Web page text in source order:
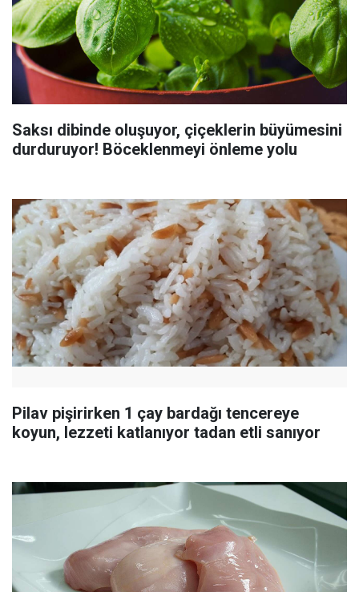
Saksı dibinde oluşuyor, çiçeklerin büyümesini
durduruyor! Böceklenmeyi önleme yolu
Pilav pişirirken 1 çay bardağı tencereye
koyun, lezzeti katlanıyor tadan etli sanıyor